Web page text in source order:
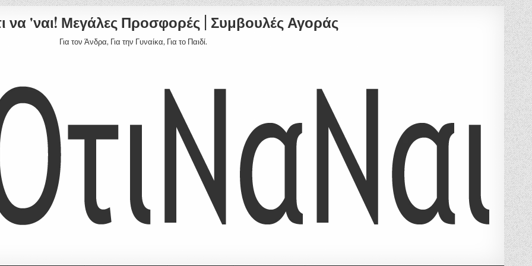
να 'ναι! Μεγάλες Προσφορές | Συμβουλές Αγοράς
Για τον Άνδρα, Για την Γυναίκα, Για το Παιδί.